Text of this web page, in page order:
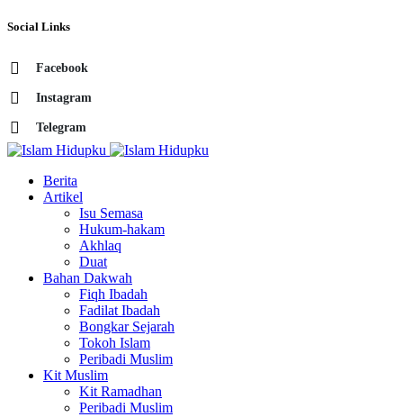
Social Links
Facebook
Instagram
Telegram
Berita
Artikel
Isu Semasa
Hukum-hakam
Akhlaq
Duat
Bahan Dakwah
Fiqh Ibadah
Fadilat Ibadah
Bongkar Sejarah
Tokoh Islam
Peribadi Muslim
Kit Muslim
Kit Ramadhan
Peribadi Muslim